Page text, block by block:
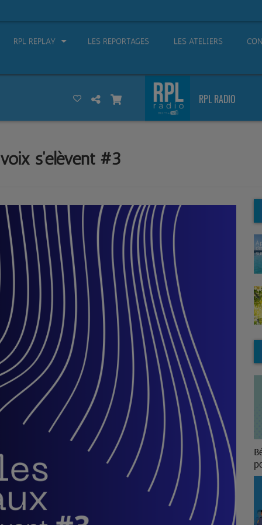
RPL REPLAY LES REPORTAGES LES ATELIERS
RPL RADIO
s'élèvent #3
La Minute Logement